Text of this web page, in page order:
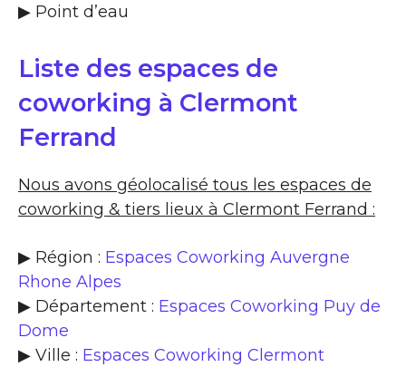
▶​ Point d’eau
Liste des espaces de
coworking à Clermont
Ferrand
Nous avons géolocalisé tous les espaces de
coworking & tiers lieux à Clermont Ferrand :
▶ Région : Espaces Coworking Auvergne
Rhone Alpes
▶ Département : Espaces Coworking Puy de
Dome
▶ Ville : Espaces Coworking Clermont